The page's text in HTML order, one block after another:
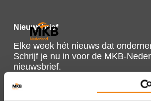
Nieuwsbrief
Elke week hét nieuws dat
Schrijf je nu in voor de MKB-
nieuwsbrief.